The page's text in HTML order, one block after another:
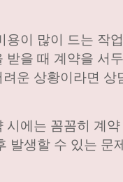
용이 많이 드는 작
받을 때 계약을 서
운 상황이라면
시에는 꼼꼼히 계
발생할 수 있는